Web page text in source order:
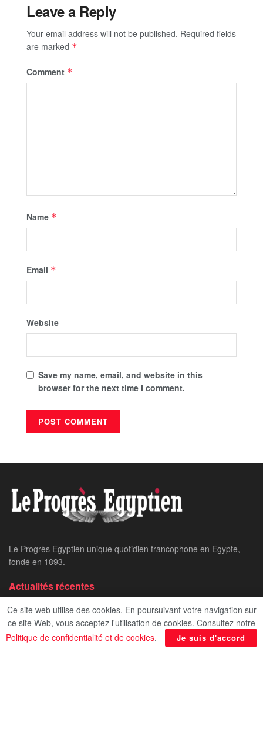
Leave a Reply
Your email address will not be published. Required fields
are marked *
Comment *
Name *
Email *
Website
Save my name, email, and website in this
browser for the next time I comment.
Le Progrès Egyptien unique quotidien francophone en Egypte,
fondé en 1893.
Actualités récentes
Système numérique intégré pour la gestion et la distribution
de l’eau
Stratégie pour la protection des droits de l’enfant
Ce site web utilise des cookies. En poursuivant votre navigation sur
ce site Web, vous acceptez l'utilisation de cookies. Consultez notre
Politique de confidentialité et de cookies. Je suis d'accord